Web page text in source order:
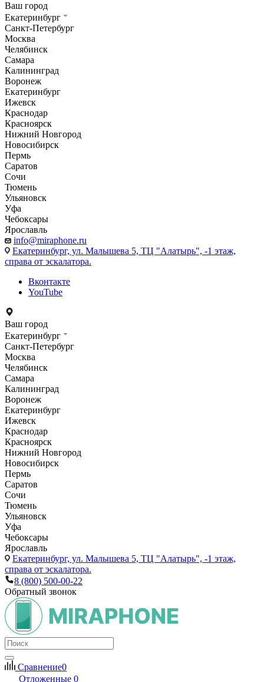
Ваш город
Екатеринбург
Санкт-Петербург
Москва
Челябинск
Самара
Калининград
Воронеж
Екатеринбург
Ижевск
Краснодар
Красноярск
Нижний Новгород
Новосибирск
Пермь
Саратов
Сочи
Тюмень
Ульяновск
Уфа
Чебоксары
Ярославль
info@miraphone.ru
Екатеринбург, ул. Малышева 5, ТЦ "Алатырь", -1 этаж,
справа от эскалатора.
Вконтакте
YouTube
Ваш город
Екатеринбург
Санкт-Петербург
Москва
Челябинск
Самара
Калининград
Воронеж
Екатеринбург
Ижевск
Краснодар
Красноярск
Нижний Новгород
Новосибирск
Пермь
Саратов
Сочи
Тюмень
Ульяновск
Уфа
Чебоксары
Ярославль
Екатеринбург, ул. Малышева 5, ТЦ "Алатырь", -1 этаж,
справа от эскалатора.
8 (800) 500-00-22
Обратный звонок
Сравнение0
Отложенные 0